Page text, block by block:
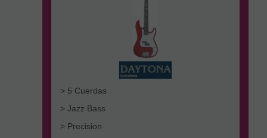
> 5 Cuerdas
> Jazz Bass
> Precision